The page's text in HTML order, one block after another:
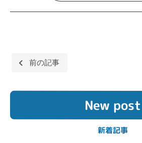
稿
ビ
前の記事
New post
新着記事